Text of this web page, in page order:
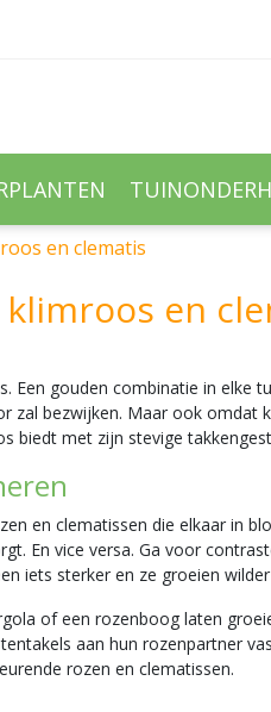
en clematis
en
Een gouden combinatie in
zal bezwijken. Maar ook
biedt met zijn stevige
en clematissen die elkaar in
En vice versa. Ga voor
iets sterker en ze groeien
of een rozenboog laten
aan hun rozenpartner
rozen en clematissen.